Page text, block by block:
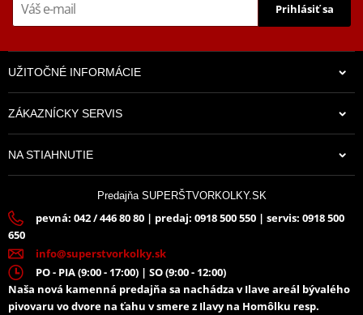
Prihlásiť sa
UŽITOČNÉ INFORMÁCIE
ZÁKAZNÍCKY SERVIS
NA STIAHNUTIE
Predajňa SUPERŠTVORKOLKY.SK
pevná: 042 / 446 80 80 | predaj: 0918 500 550 | servis: 0918 500
650
info@superstvorkolky.sk
PO - PIA (9:00 - 17:00) | SO (9:00 - 12:00)
Naša nová kamenná predajňa sa nachádza v Ilave areál bývalého
pivovaru vo dvore na ťahu v smere z Ilavy na Homôlku resp.